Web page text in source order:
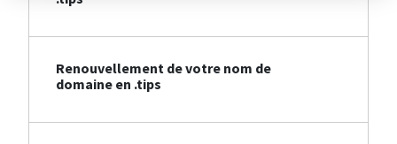
Renouvellement de votre nom de
domaine en .tips